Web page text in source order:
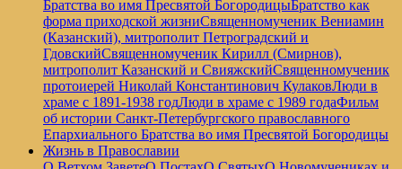
Братства во имя Пресвятой БогородицыБратство как
форма приходской жизниСвященномученик Вениамин
(Казанский), митрополит Петроградский и
ГдовскийСвященномученик Кирилл (Смирнов),
митрополит Казанский и СвияжскийСвященномученик
протоиерей Николай Константинович КулаковЛюди в
храме с 1891-1938 годЛюди в храме с 1989 годаФильм
об истории Санкт-Петербургского православного
Епархиального Братства во имя Пресвятой Богородицы
Жизнь в Православии